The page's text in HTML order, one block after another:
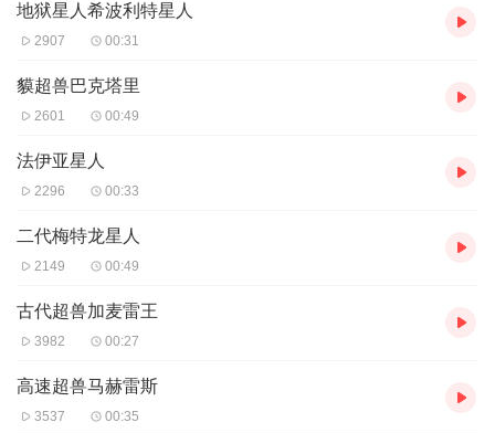
地狱星人希波利特星人
2907 00:31
貘超兽巴克塔里
2601 00:49
法伊亚星人
2296 00:33
二代梅特龙星人
2149 00:49
古代超兽加麦雷王
3982 00:27
高速超兽马赫雷斯
3537 00:35